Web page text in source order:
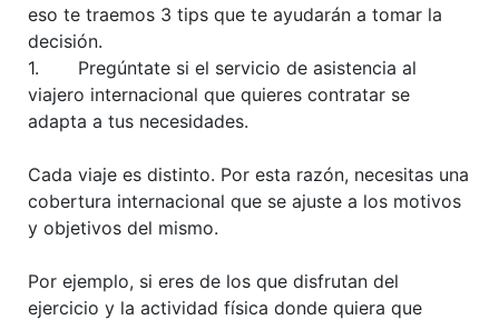
eso te traemos 3 tips que te ayudarán a tomar la
decisión.
1. Pregúntate si el servicio de asistencia al
viajero internacional que quieres contratar se
adapta a tus necesidades.
Cada viaje es distinto. Por esta razón, necesitas una
cobertura internacional que se ajuste a los motivos
y objetivos del mismo.
Por ejemplo, si eres de los que disfrutan del
ejercicio y la actividad física donde quiera que